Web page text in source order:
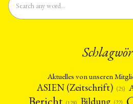
Aktuelles von unseren
ASIEN (Zeitschrift) (25)
Bildung (22)